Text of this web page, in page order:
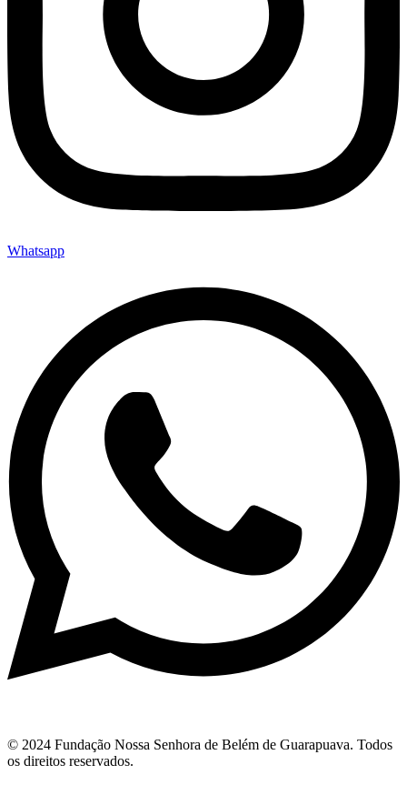
Whatsapp
© 2024 Fundação Nossa Senhora de Belém de Guarapuava. Todos
os direitos reservados.